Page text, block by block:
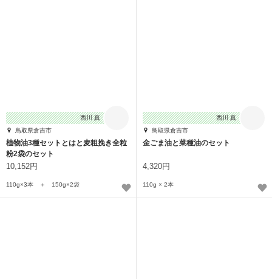
西川 真
鳥取県倉吉市
植物油3種セットとはと麦粗挽き全粒
粉2袋のセット
10,152円
110g×3本 ＋ 150g×2袋
西川 真
鳥取県倉吉市
金ごま油と菜種油のセット
4,320円
110g × 2本